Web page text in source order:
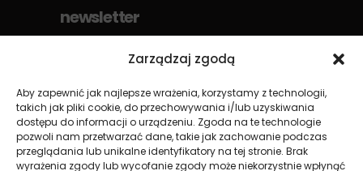
Zarządzaj zgodą
Aby zapewnić jak najlepsze wrażenia, korzystamy z technologii,
takich jak pliki cookie, do przechowywania i/lub uzyskiwania
dostępu do informacji o urządzeniu. Zgoda na te technologie
pozwoli nam przetwarzać dane, takie jak zachowanie podczas
przeglądania lub unikalne identyfikatory na tej stronie. Brak
wyrażenia zgody lub wycofanie zgody może niekorzystnie wpłynąć
newsletter